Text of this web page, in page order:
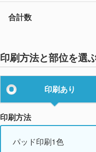
合計数
印刷方法と部位を選
印刷あり
印刷方法
パッド印刷1色